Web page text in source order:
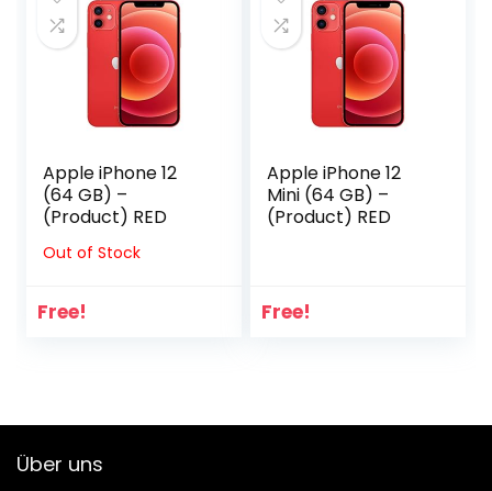
Apple iPhone 12
(64 GB) –
(Product) RED
Out of Stock
Free!
Apple iPhone 12
Mini (64 GB) –
(Product) RED
Free!
Über uns